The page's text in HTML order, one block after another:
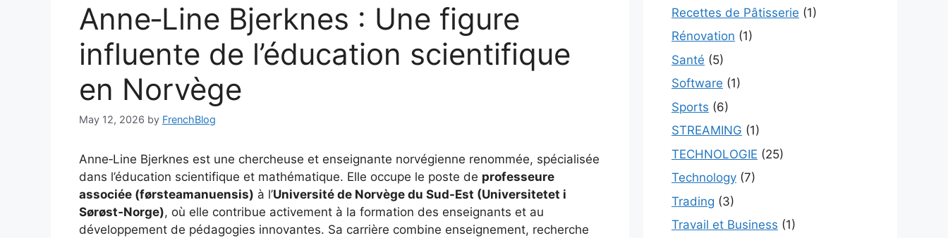
Anne‑Line Bjerknes : Une figure
influente de l’éducation scientifique
en Norvège
May 12, 2026 by FrenchBlog
Anne‑Line Bjerknes est une chercheuse et enseignante norvégienne renommée, spécialisée
dans l’éducation scientifique et mathématique. Elle occupe le poste de professeure
associée (førsteamanuensis) à l’Université de Norvège du Sud-Est (Universitetet i
Sørøst‑Norge), où elle contribue activement à la formation des enseignants et au
développement de pédagogies innovantes. Sa carrière combine enseignement, recherche
Recettes de Pâtisserie (1)
Rénovation (1)
Santé (5)
Software (1)
Sports (6)
STREAMING (1)
TECHNOLOGIE (25)
Technology (7)
Trading (3)
Travail et Business (1)